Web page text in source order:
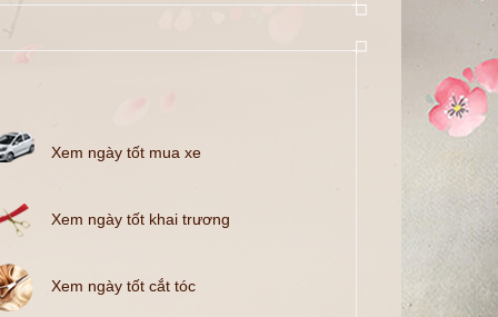
Xem ngày tốt mua xe
Xem ngày tốt khai trương
Xem ngày tốt cắt tóc